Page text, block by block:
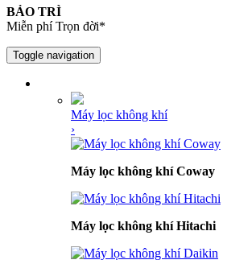
BẢO TRÌ
Miễn phí Trọn đời*
Toggle navigation
Máy lọc không khí
›
Máy lọc không khí Coway
Máy lọc không khí Hitachi